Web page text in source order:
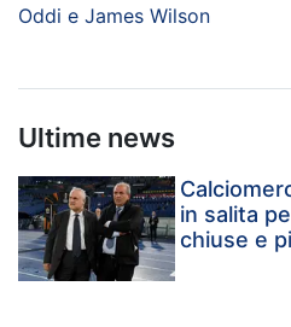
Oddi e James Wilson
Ultime news
in salita
chiuse e